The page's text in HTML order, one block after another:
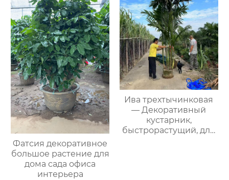
Фатсия декоративное
большое растение для
дома сада офиса
интерьера
Ива трехтычинковая
— Декоративный
кустарник,
быстрорастущий, для